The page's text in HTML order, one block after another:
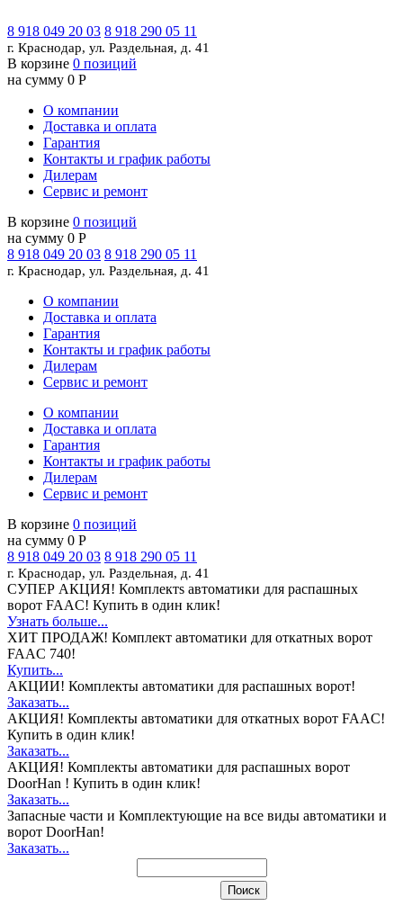
8 918 049 20 03 8 918 290 05 11
г. Краснодар, ул. Раздельная, д. 41
В корзине 0 позиций
на сумму 0 Р
О компании
Доставка и оплата
Гарантия
Контакты и график работы
Дилерам
Сервис и ремонт
В корзине 0 позиций
на сумму 0 Р
8 918 049 20 03 8 918 290 05 11
г. Краснодар, ул. Раздельная, д. 41
О компании
Доставка и оплата
Гарантия
Контакты и график работы
Дилерам
Сервис и ремонт
О компании
Доставка и оплата
Гарантия
Контакты и график работы
Дилерам
Сервис и ремонт
В корзине 0 позиций
на сумму 0 Р
8 918 049 20 03 8 918 290 05 11
г. Краснодар, ул. Раздельная, д. 41
СУПЕР АКЦИЯ! Комплектs автоматики для распашных
ворот FAAC! Купить в один клик!
Узнать больше...
ХИТ ПРОДАЖ! Комплект автоматики для откатных ворот
FAAC 740!
Купить...
АКЦИИ! Комплекты автоматики для распашных ворот!
Заказать...
АКЦИЯ! Комплекты автоматики для откатных ворот FAAC!
Купить в один клик!
Заказать...
АКЦИЯ! Комплекты автоматики для распашных ворот
DoorHan ! Купить в один клик!
Заказать...
Запасные части и Комплектующие на все виды автоматики и
ворот DoorHan!
Заказать...